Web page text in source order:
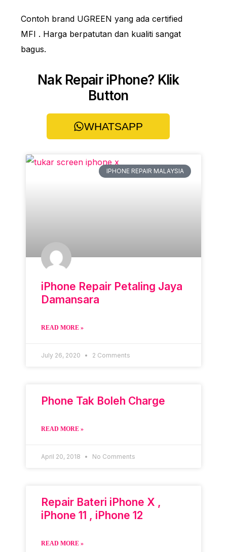
Contoh brand UGREEN yang ada certified
MFI . Harga berpatutan dan kualiti sangat
bagus.
Nak Repair iPhone? Klik
Button
WHATSAPP
IPHONE REPAIR MALAYSIA
iPhone Repair Petaling Jaya
Damansara
READ MORE »
July 26, 2020 2 Comments
Phone Tak Boleh Charge
READ MORE »
April 20, 2018 No Comments
Repair Bateri iPhone X ,
iPhone 11 , iPhone 12
READ MORE »